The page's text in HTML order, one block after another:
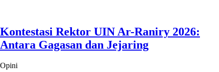
Kontestasi Rektor UIN Ar-Raniry 2026:
Antara Gagasan dan Jejaring
Opini